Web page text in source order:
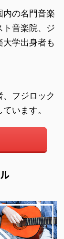
内の名門音楽
ト音楽院、ジ
大学出身者も
フジロック
います。